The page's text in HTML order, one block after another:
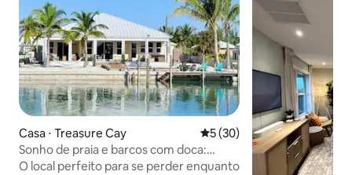
Casa ⋅ Treasure Cay 5 de uma avaliação média
5 (30)
Sonho de praia e barcos com doca:
"Dragonfly"
O local perfeito para se perder enquanto